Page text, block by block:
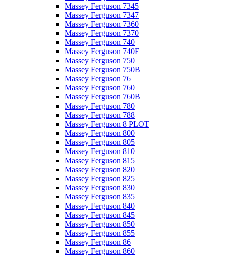
Massey Ferguson 7345
Massey Ferguson 7347
Massey Ferguson 7360
Massey Ferguson 7370
Massey Ferguson 740
Massey Ferguson 740E
Massey Ferguson 750
Massey Ferguson 750B
Massey Ferguson 76
Massey Ferguson 760
Massey Ferguson 760B
Massey Ferguson 780
Massey Ferguson 788
Massey Ferguson 8 PLOT
Massey Ferguson 800
Massey Ferguson 805
Massey Ferguson 810
Massey Ferguson 815
Massey Ferguson 820
Massey Ferguson 825
Massey Ferguson 830
Massey Ferguson 835
Massey Ferguson 840
Massey Ferguson 845
Massey Ferguson 850
Massey Ferguson 855
Massey Ferguson 86
Massey Ferguson 860